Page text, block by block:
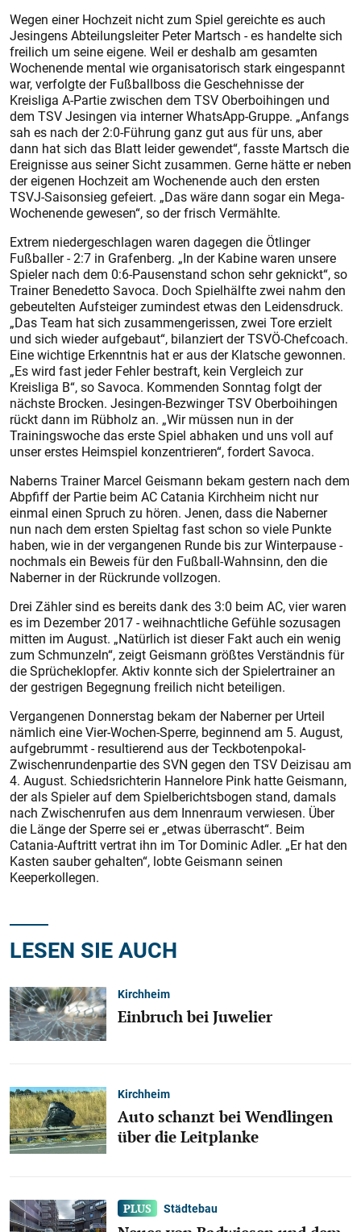
Wegen einer Hochzeit nicht zum Spiel gereichte es auch
Jesingens Abteilungsleiter Peter Martsch - es handelte sich
freilich um seine eigene. Weil er deshalb am gesamten
Wochenende mental wie organisatorisch stark eingespannt
war, verfolgte der Fußballboss die Geschehnisse der
Kreisliga A-Partie zwischen dem TSV Oberboihingen und
dem TSV Jesingen via interner WhatsApp-Gruppe. „Anfangs
sah es nach der 2:0-Führung ganz gut aus für uns, aber
dann hat sich das Blatt leider gewendet“, fasste Martsch die
Ereignisse aus seiner Sicht zusammen. Gerne hätte er neben
der eigenen Hochzeit am Wochenende auch den ersten
TSVJ-Saisonsieg gefeiert. „Das wäre dann sogar ein Mega-
Wochenende gewesen“, so der frisch Vermählte.
Extrem niedergeschlagen waren dagegen die Ötlinger
Fußballer - 2:7 in Grafenberg. „In der Kabine waren unsere
Spieler nach dem 0:6-Pausenstand schon sehr geknickt“, so
Trainer Benedetto Savoca. Doch Spielhälfte zwei nahm den
gebeutelten Aufsteiger zumindest etwas den Leidensdruck.
„Das Team hat sich zusammengerissen, zwei Tore erzielt
und sich wieder aufgebaut“, bilanziert der TSVÖ-Chefcoach.
Eine wichtige Erkenntnis hat er aus der Klatsche gewonnen.
„Es wird fast jeder Fehler bestraft, kein Vergleich zur
Kreisliga B“, so Savoca. Kommenden Sonntag folgt der
nächste Brocken. Jesingen-Bezwinger TSV Oberboihingen
rückt dann im Rübholz an. „Wir müssen nun in der
Trainingswoche das erste Spiel abhaken und uns voll auf
unser erstes Heimspiel konzentrieren“, fordert Savoca.
Naberns Trainer Marcel Geismann bekam gestern nach dem
Abpfiff der Partie beim AC Catania Kirchheim nicht nur
einmal einen Spruch zu hören. Jenen, dass die Naberner
nun nach dem ersten Spieltag fast schon so viele Punkte
haben, wie in der vergangenen Runde bis zur Winterpause -
nochmals ein Beweis für den Fußball-Wahnsinn, den die
Naberner in der Rückrunde vollzogen.
Drei Zähler sind es bereits dank des 3:0 beim AC, vier waren
es im Dezember 2017 - weihnachtliche Gefühle sozusagen
mitten im August. „Natürlich ist dieser Fakt auch ein wenig
zum Schmunzeln“, zeigt Geismann größtes Verständnis für
die Sprücheklopfer. Aktiv konnte sich der Spielertrainer an
der gestrigen Begegnung freilich nicht beteiligen.
Vergangenen Donnerstag bekam der Naberner per Urteil
nämlich eine Vier-Wochen-Sperre, beginnend am 5. August,
aufgebrummt - resultierend aus der Teckbotenpokal-
Zwischenrundenpartie des SVN gegen den TSV Deizisau am
4. August. Schiedsrichterin Hannelore Pink hatte Geismann,
der als Spieler auf dem Spielberichtsbogen stand, damals
nach Zwischenrufen aus dem Innenraum verwiesen. Über
die Länge der Sperre sei er „etwas überrascht“. Beim
Catania-Auftritt vertrat ihn im Tor Dominic Adler. „Er hat den
Kasten sauber gehalten“, lobte Geismann seinen
Keeperkollegen.
LESEN SIE AUCH
Kirchheim
Einbruch bei Juwelier
Kirchheim
Auto schanzt bei Wendlingen
über die Leitplanke
Städtebau